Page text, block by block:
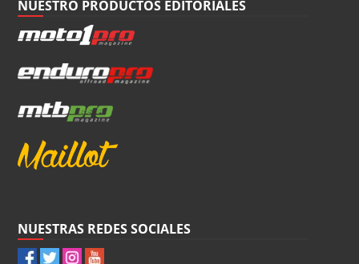
NUESTRO PRODUCTOS EDITORIALES
NUESTRAS REDES SOCIALES